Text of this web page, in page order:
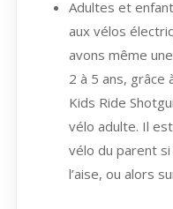
Adultes et
aux vélos
avons même
2 à 5 ans, grâce
Kids Ride
vélo adulte. Il
vélo du parent
l’aise, ou alors